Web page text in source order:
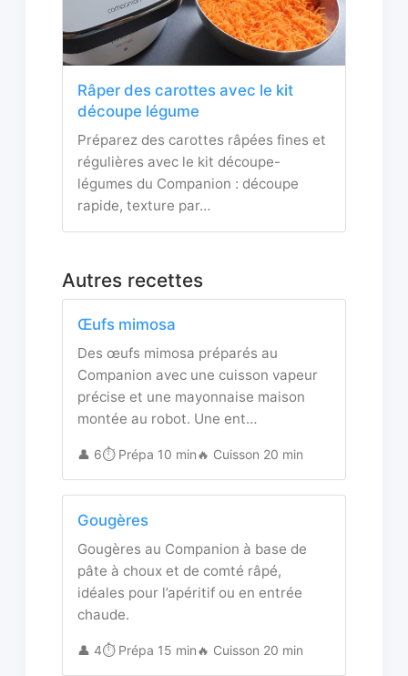
Râper des carottes avec le kit
découpe légume
Préparez des carottes râpées fines et
régulières avec le kit découpe-
légumes du Companion : découpe
rapide, texture par…
Autres recettes
Œufs mimosa
Des œufs mimosa préparés au
Companion avec une cuisson vapeur
précise et une mayonnaise maison
montée au robot. Une ent…
👤 6⏱️ Prépa 10 min🔥 Cuisson 20 min
Gougères
Gougères au Companion à base de
pâte à choux et de comté râpé,
idéales pour l’apéritif ou en entrée
chaude.
👤 4⏱️ Prépa 15 min🔥 Cuisson 20 min